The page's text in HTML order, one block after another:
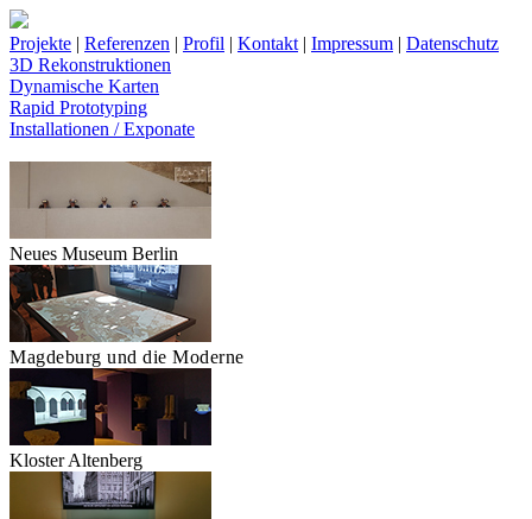
Projekte | Referenzen | Profil | Kontakt | Impressum | Datenschutz
3D Rekonstruktionen
Dynamische Karten
Rapid Prototyping
Installationen / Exponate
Neues Museum Berlin
Magdeburg und die Moderne
Kloster Altenberg